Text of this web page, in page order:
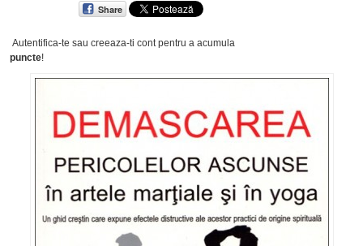
Share
Autentifica-te sau creeaza-ti contpentru a acumula
puncte!